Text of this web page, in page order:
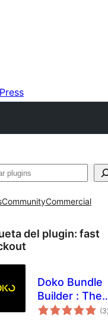
CommunityCommercial
del plugin: fast
Doko Bundle
Builder : The
Ultimate
(3)